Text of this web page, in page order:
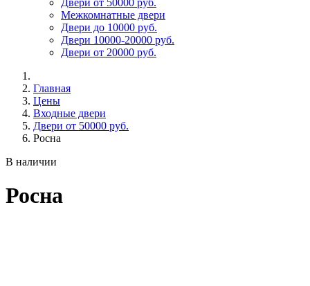
Межкомнатные двери
Двери до 10000 руб.
Двери 10000-20000 руб.
Двери от 20000 руб.
Главная
Цены
Входные двери
Двери от 50000 руб.
Росна
В наличии
Росна